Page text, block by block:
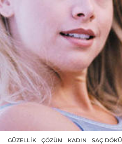
GÜZELLIK ÇÖZÜM ,KADIN ,SAÇ